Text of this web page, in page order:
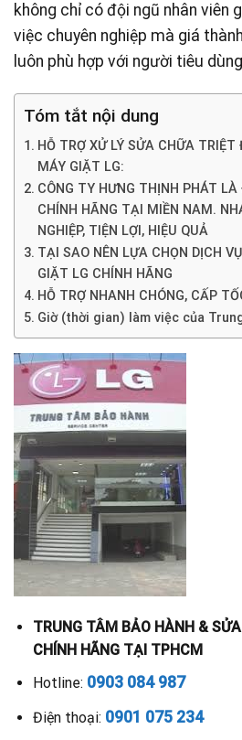
không chỉ có đội ngũ nhân viên
việc chuyên nghiệp mà giá
luôn phù hợp với người tiêu dùng
Tóm tắt nội dung
HỖ TRỢ XỬ LÝ SỬA CHỮA
MÁY GIẶT LG:
CÔNG TY HƯNG THỊNH PHÁT
CHÍNH HÃNG TẠI MIỀN NAM.
NGHIỆP, TIỆN LỢI, HIỆU QUẢ
TẠI SAO NÊN LỰA CHỌN DỊCH
GIẶT LG CHÍNH HÃNG
HỖ TRỢ NHANH CHÓNG, CẤP
Giờ (thời gian) làm việc của
TRUNG TÂM BẢO HÀNH &
CHÍNH HÃNG TẠI TPHCM
Hotline: 0903 084 987
Điện thoại: 0901 075 234